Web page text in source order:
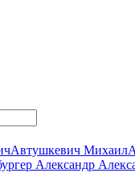
Автушкевич Михаил
Александр